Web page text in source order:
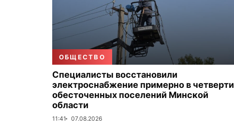
ОБЩЕСТВО
Специалисты восстановили
электроснабжение примерно в четверти
обесточенных поселений Минской
области
11:41 07.08.2026